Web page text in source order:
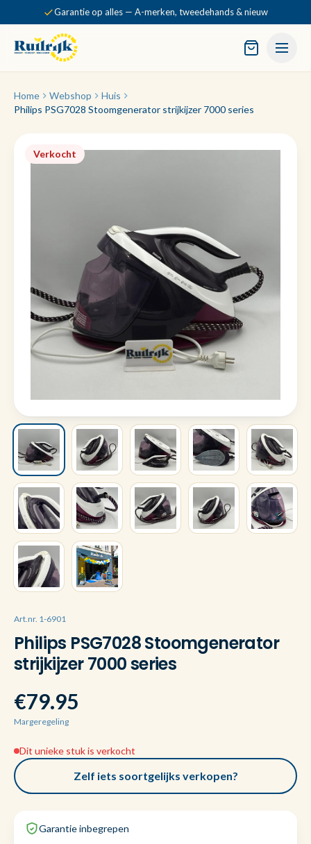
Garantie op alles — A-merken, tweedehands & nieuw
Home Webshop
Huis
Philips PSG7028 Stoomgenerator strijkijzer 7000 series
Verkocht
Art.nr. 1-6901
Philips PSG7028 Stoomgenerator
strijkijzer 7000 series
€79.95
Margeregeling
Dit unieke stuk is verkocht
Zelf iets soortgelijks verkopen?
Garantie inbegrepen